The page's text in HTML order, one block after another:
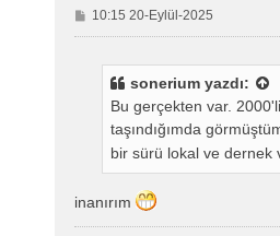
M
e
10:15 20-Eylül-2025
soneriumyazdı:
Bu gerçekten var.
taşındığımda
bir sürü lokal ve dernek
inanırım